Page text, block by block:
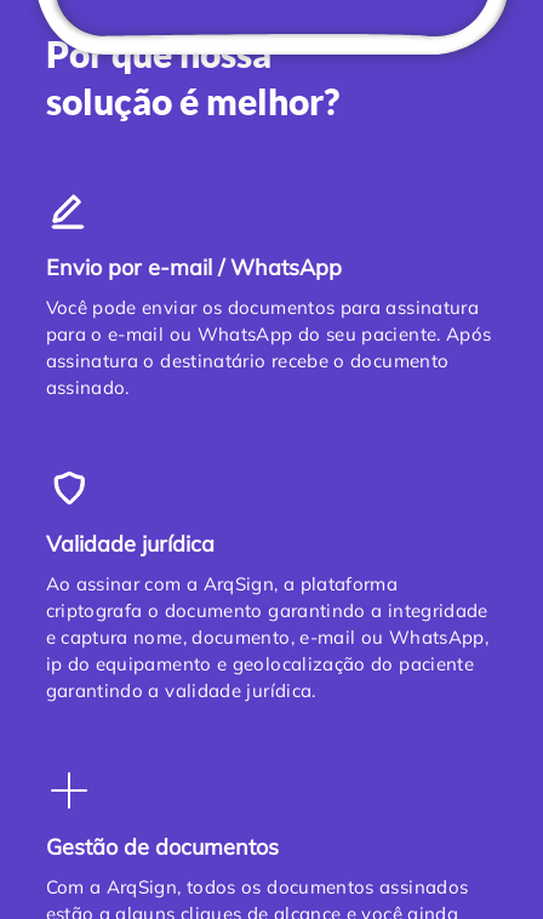
Por que nossa
solução é melhor?
Envio por e-mail / WhatsApp
Você pode enviar os documentos para assinatura
para o e-mail ou WhatsApp do seu paciente. Após
assinatura o destinatário recebe o documento
assinado.
Validade jurídica
Ao assinar com a ArqSign, a plataforma
criptografa o documento garantindo a integridade
e captura nome, documento, e-mail ou WhatsApp,
ip do equipamento e geolocalização do paciente
garantindo a validade jurídica.
Gestão de documentos
Com a ArqSign, todos os documentos assinados
estão a alguns cliques de alcance e você ainda